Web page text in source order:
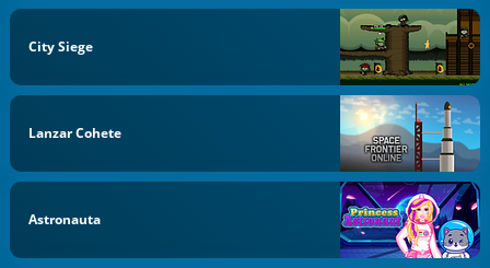
City Siege
Lanzar Cohete
Astronauta